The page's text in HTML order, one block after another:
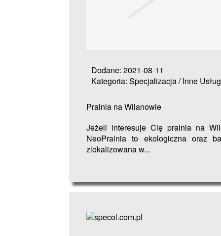
Dodane: 2021-08-11
Kategoria: Specjalizacja / Inne
Pralnia na Wilanowie
Jeżeli interesuje Cię pralnia na
NeoPralnia to ekologiczna oraz
zlokalizowana w...